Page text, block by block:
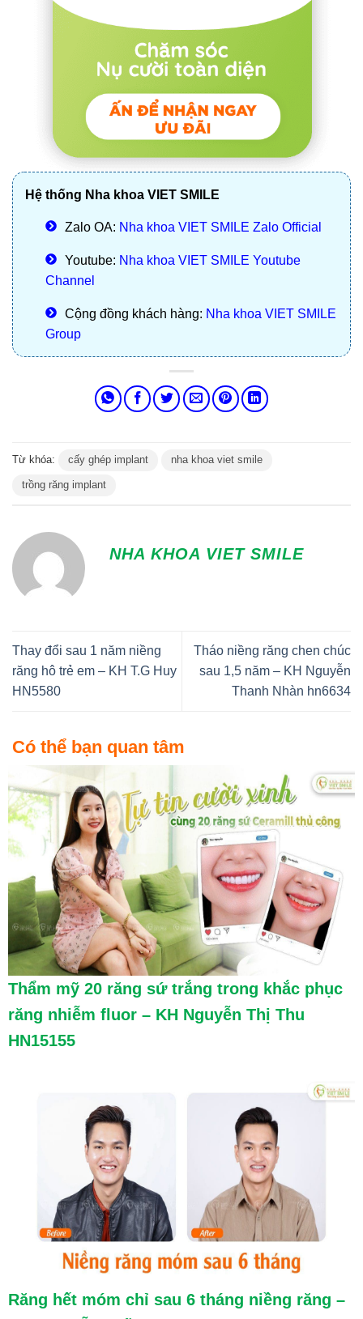
Hệ thống Nha khoa VIET SMILE
Zalo OA: Nha khoa VIET SMILE Zalo Official
Youtube: Nha khoa VIET SMILE Youtube
Channel
Cộng đồng khách hàng: Nha khoa VIET SMILE
Group
Từ khóa: cấy ghép implant nha khoa viet smile
trồng răng implant
NHA KHOA VIET SMILE
Thay đổi sau 1 năm niềng
răng hô trẻ em – KH T.G Huy
HN5580
Tháo niềng răng chen chúc
sau 1,5 năm – KH Nguyễn
Thanh Nhàn hn6634
Có thể bạn quan tâm
Thẩm mỹ 20 răng sứ trắng trong khắc phục
răng nhiễm fluor – KH Nguyễn Thị Thu
HN15155
Răng hết móm chỉ sau 6 tháng niềng răng –